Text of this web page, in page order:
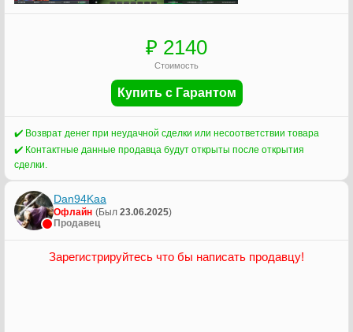
₽ 2140
Стоимость
Купить с Гарантом
✔️ Возврат денег при неудачной сделки или несоответствии товара
✔️ Контактные данные продавца будут открыты после открытия
сделки.
Dan94Kaa
Офлайн (Был 23.06.2025)
Продавец
Зарегистрируйтесь что бы написать продавцу!